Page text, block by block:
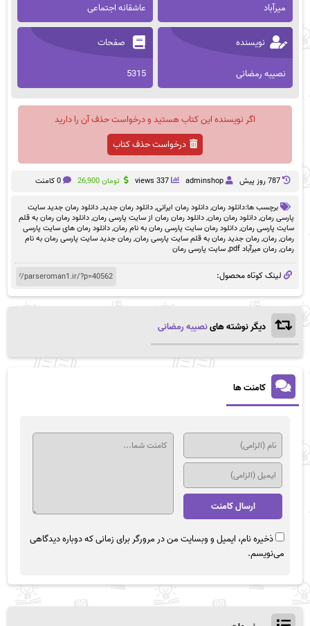
میرآباد عاشقانه اجتماعی
نویسنده
نصیبه رمضانی
صفحات
5315
اگر نویسنده این کتاب هستید و درخواست حذف آن را دارید
درخواست حذف کتاب
787 روز پيش adminshop
337 views تومان26,900 0 کامنت
برچسب ها:دانلود رمان,دانلود رمان ایرانی,دانلود رمان جدید,دانلود رمان جدید سایت
پارسی رمان,دانلود رمان رمان,دانلود رمان رمان از سایت پارسی رمان,دانلود رمان رمان به قلم
سایت پارسی رمان,دانلود رمان سایت پارسی رمان به نام رمان,دانلود رمان های سایت پارسی
رمان,رمان,رمان جدید رمان به قلم سایت پارسی رمان,رمان جدید سایت پارسی رمان به نام
رمان,رمان میرآباد pdf ,سایت پارسی رمان
لینک کوتاه محصول:
دیگر نوشته هاینصیبه رمضانی
کامنت ها
ذخیره نام، ایمیل و وبسایت من در مرورگر برای زمانی که دوباره دیدگاهی
می‌نویسم.